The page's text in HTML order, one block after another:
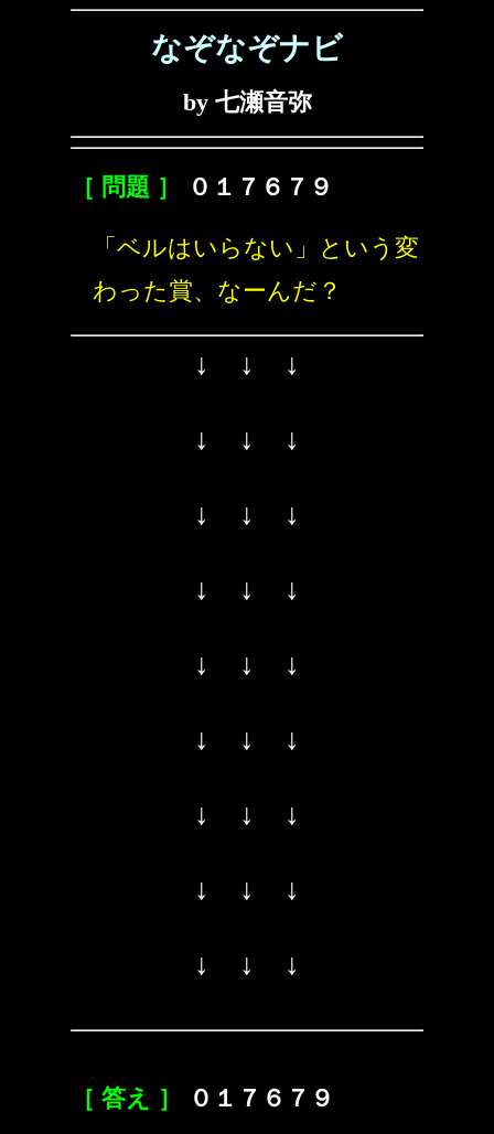
なぞなぞナビ
by 七瀬音弥
［ 問題 ］ ０１７６７９
「ベルはいらない」という変
わった賞、なーんだ？
↓ ↓ ↓
↓ ↓ ↓
↓ ↓ ↓
↓ ↓ ↓
↓ ↓ ↓
↓ ↓ ↓
↓ ↓ ↓
↓ ↓ ↓
↓ ↓ ↓
［ 答え ］ ０１７６７９